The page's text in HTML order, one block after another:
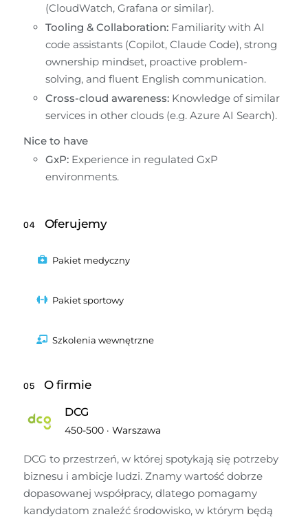
(CloudWatch, Grafana or similar).
Tooling & Collaboration: Familiarity with AI
code assistants (Copilot, Claude Code), strong
ownership mindset, proactive problem-
solving, and fluent English communication.
Cross-cloud awareness: Knowledge of similar
services in other clouds (e.g. Azure AI Search).
Nice to have
GxP: Experience in regulated GxP
environments.
04 Oferujemy
Pakiet medyczny
Pakiet sportowy
Szkolenia wewnętrzne
05 O firmie
DCG
450-500 ·Warszawa
DCG to przestrzeń, w której spotykają się potrzeby
biznesu i ambicje ludzi. Znamy wartość dobrze
dopasowanej współpracy, dlatego pomagamy
kandydatom znaleźć środowisko, w którym będą